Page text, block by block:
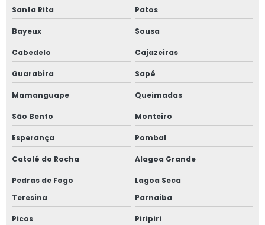
Santa Rita Patos
Bayeux Sousa
Cabedelo Cajazeiras
Guarabira Sapé
Mamanguape Queimadas
São Bento Monteiro
Esperança Pombal
Catolé do Rocha Alagoa Grande
Pedras de Fogo
Lagoa Seca
Teresina
Parnaíba
Picos Piripiri